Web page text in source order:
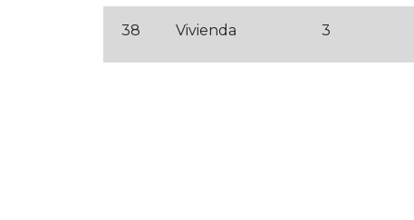
38 Vivienda 3